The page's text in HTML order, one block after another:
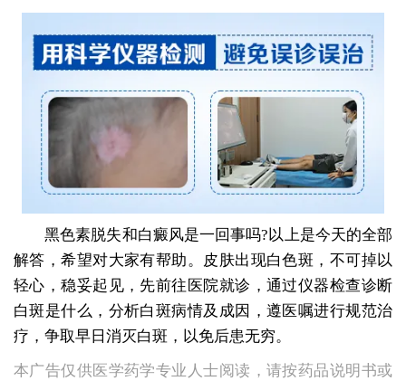
黑色素脱失和白癜风是一回事吗?以上是今天的全部
解答，希望对大家有帮助。皮肤出现白色斑，不可掉以
轻心，稳妥起见，先前往医院就诊，通过仪器检查诊断
白斑是什么，分析白斑病情及成因，遵医嘱进行规范治
疗，争取早日消灭白斑，以免后患无穷。
本广告仅供医学药学专业人士阅读，请按药品说明书或